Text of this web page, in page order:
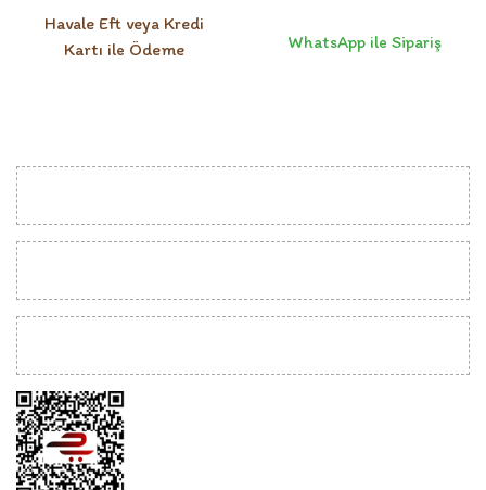
Havale Eft veya Kredi
Kartı ile Ödeme
WhatsApp ile Sipariş